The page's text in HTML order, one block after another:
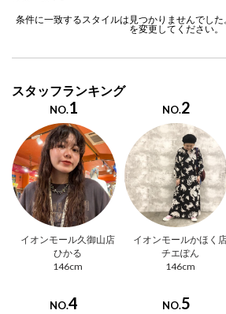
条件に一致するスタイルは見つかりませんでし
を変更してください。
スタッフランキング
NO.1
イオンモール久御山店
ひかる
146cm
NO.2
イオンモールかほく
チエぽん
146cm
NO.4 NO.5